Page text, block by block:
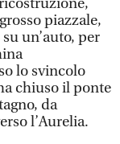
piazzale,
un’auto, per
lo svincolo
chiuso il ponte
da
l’Aurelia.